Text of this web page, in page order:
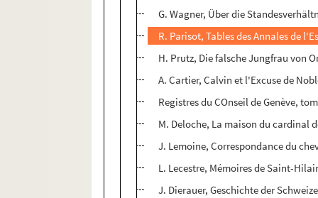
G. Wagner, Über die
R. Parisot, Tables des Annales de
H. Prutz, Die falsche Jungfrau von
A. Cartier, Calvin et l'Excuse de
Registres du COnseil de Genève,
M. Deloche, La maison du cardinal
J. Lemoine, Correspondance du
L. Lecestre, Mémoires de Saint-
J. Dierauer, Geschichte der